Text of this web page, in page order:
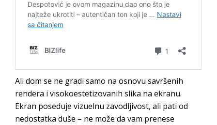
Ali dom se ne gradi samo na osnovu savršenih
rendera i visokoestetizovanih slika na ekranu.
Ekran poseduje vizuelnu zavodljivost, ali pati od
nedostatka duše – ne može da vam prenese